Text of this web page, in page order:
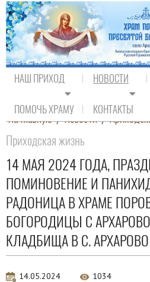
НАШ ПРИХОД НОВОСТИ
ПОМОЧЬ ХРАМУ КОНТАКТЫ
На главную / Новости /
Приходская жизнь
14 МАЯ 2024 ГОДА,
ПОМИНОВЕНИЕ И
РАДОНИЦА В ХРАМЕ
БОГОРОДИЦЫ С
КЛАДБИЩА В С. АРХАРОВО
14.05.2024 1034